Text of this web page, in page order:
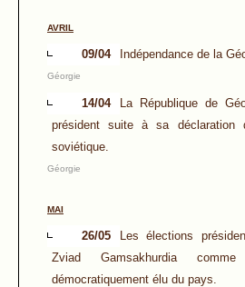
AVRIL
09/04 Indépendance de la
Géorgie
14/04
La République de
président suite à sa déclaration
soviétique.
Géorgie
MAI
26/05
Les élections
Zviad Gamsakhurdia
démocratiquement élu du pays.